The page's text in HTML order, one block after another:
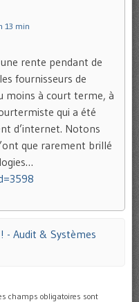
13 min
rente pendant de
fournisseurs de
moins à court terme, à
qui a été
d’internet. Notons
que rarement brillé
- Audit & Systèmes
champs obligatoires sont